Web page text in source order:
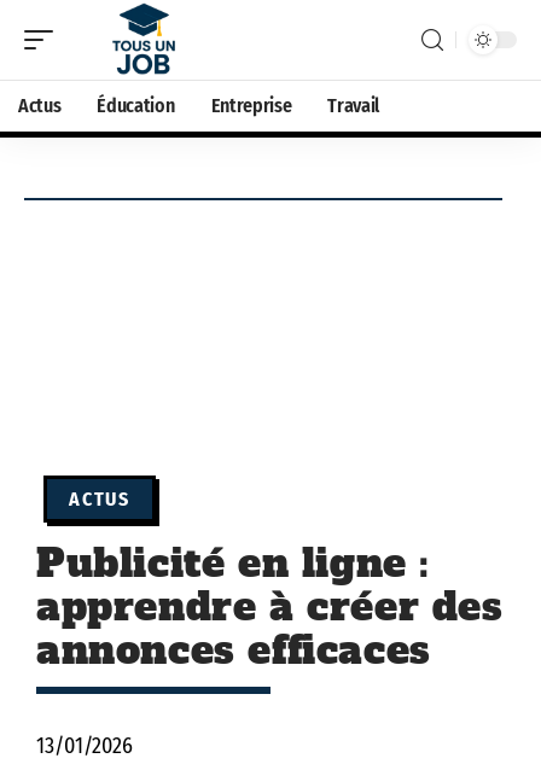
Actus Éducation Entreprise Travail
ACTUS
Publicité en ligne :
apprendre à créer des
annonces efficaces
13/01/2026